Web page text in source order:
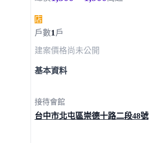
店
戶數1戶
建案價格尚未公開
基本資料
接待會館
台中市北屯區崇德十路二段48號